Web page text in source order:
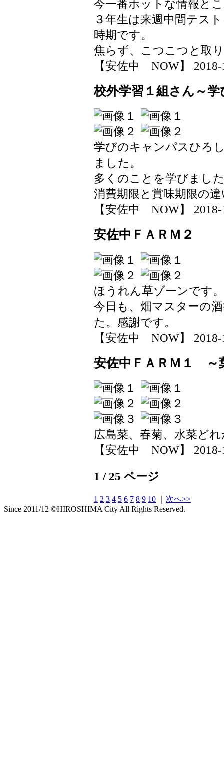
今一番ホットな情報と
３年生は来週中間テス
時期です。
焦らず、こつこつと取
【安佐中 NOW】 2018-
校外学習１組さん～
学びのキャンパスひろ
ました。
多くのことを学びまし
消費期限と賞味期限の
【安佐中 NOW】 2018-
安佐中ＦＡＲＭ２
ほうれん草ゾーンです。
今日も、畑マスターの
た。感謝です。
【安佐中 NOW】 2018-
安佐中ＦＡＲＭ１ ～
広島菜、春菊、水菜ど
【安佐中 NOW】 2018-
1 / 25 ページ
1 2 3 4 5 6 7 8 9 10
次へ>>
Since 2011/12 ©HIROSHIMA City All Rights Reserved.